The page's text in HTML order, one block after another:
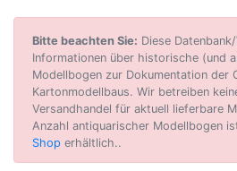
Bitte beachten Sie: Diese
Informationen über historische (und
Modellbogen zur Dokumentation der
Kartonmodellbaus. Wir betreiben
Versandhandel für aktuell lieferbare
Anzahl antiquarischer Modellbogen
Shop erhältlich..